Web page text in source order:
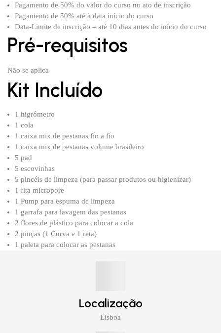
Pagamento de 50% do valor do curso no ato de inscrição
Pagamento de 50% até à data início do curso
Data-Limite de inscrição – até 10 dias antes do início do curso
Pré-requisitos
Não se aplica
Kit Incluído
1 higrómetro
1 cola
1 caixa mix de pestanas fio a fio
1 caixa mix de pestanas volume brasileiro
5 pad
5 escovinhas
5 pincéis de limpeza (para passar produtos ou higienizar)
1 fita micropore
1 Pump para espuma de limpeza
1 garrafa para lavagem das pestanas
2 flores de plástico para colocar a cola
2 pinças (1 Curva e 1 reta)
1 paleta para colocar as pestanas
Localização
Lisboa